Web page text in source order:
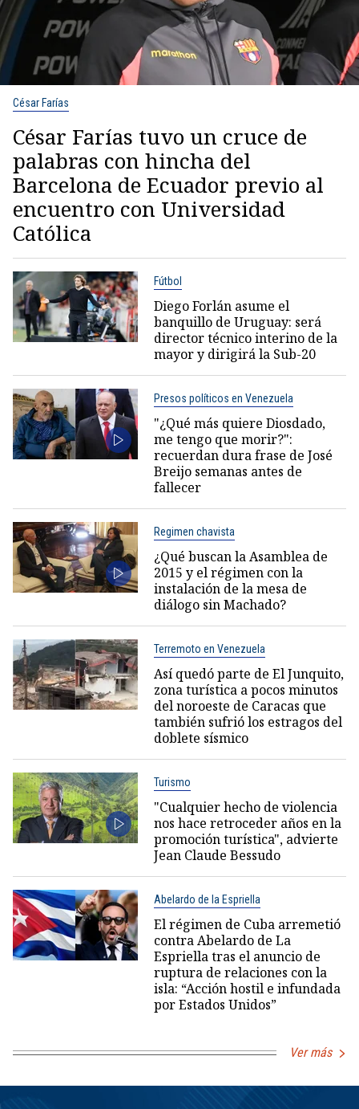
César Farías
César Farías tuvo un cruce de
palabras con hincha del
Barcelona de Ecuador previo al
encuentro con Universidad
Católica
Fútbol
Diego Forlán asume el
banquillo de Uruguay: será
director técnico interino de la
mayor y dirigirá la Sub-20
Presos políticos en Venezuela
"¿Qué más quiere Diosdado,
me tengo que morir?":
recuerdan dura frase de José
Breijo semanas antes de
fallecer
Regimen chavista
¿Qué buscan la Asamblea de
2015 y el régimen con la
instalación de la mesa de
diálogo sin Machado?
Terremoto en Venezuela
Así quedó parte de El Junquito,
zona turística a pocos minutos
del noroeste de Caracas que
también sufrió los estragos del
doblete sísmico
Turismo
"Cualquier hecho de violencia
nos hace retroceder años en la
promoción turística", advierte
Jean Claude Bessudo
Abelardo de la Espriella
El régimen de Cuba arremetió
contra Abelardo de La
Espriella tras el anuncio de
ruptura de relaciones con la
isla: “Acción hostil e infundada
por Estados Unidos”
Ver más